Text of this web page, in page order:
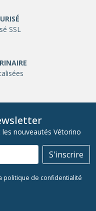
SSL
nouveautés Vétorino
S'inscrire
politique de confidentialité